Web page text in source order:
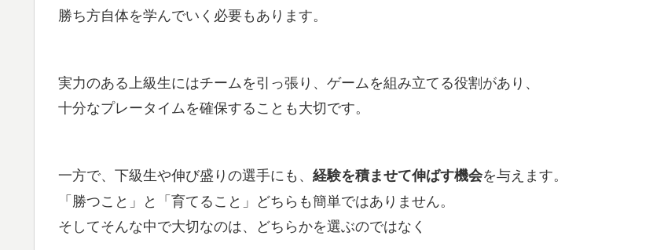
勝ち方自体を学んでいく必要もあります。
実力のある上級生にはチームを引っ張り、ゲームを組み立てる役割があり、
十分なプレータイムを確保することも大切です。
一方で、下級生や伸び盛りの選手にも、 経験を積ませて伸ばす機会を与えます。
「勝つこと」と「育てること」どちらも簡単ではありません。
そしてそんな中で大切なのは、どちらかを選ぶのではなく